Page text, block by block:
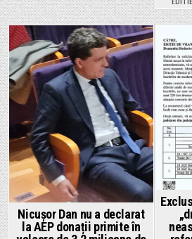
Andrei
Muraru,
că
„s-
a
transformat
electoral
al
sistemului”
Posted
in
Nicușor Dan nu a declarat
la AEP donații primite în